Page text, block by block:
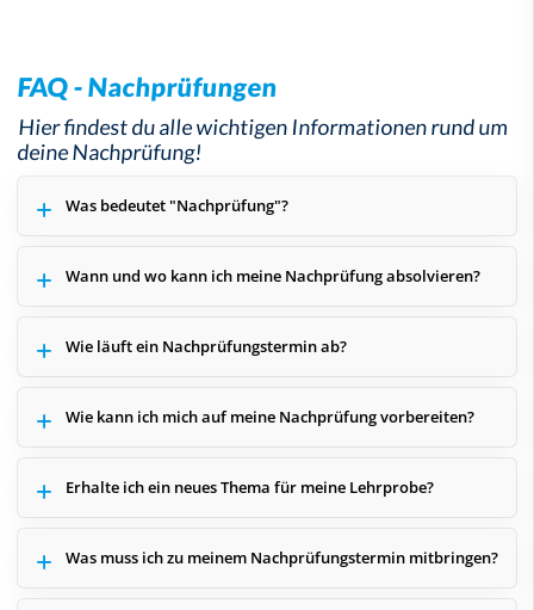
FAQ - Nachprüfungen
Hier findest du alle wichtigen Informationen rund um
deine Nachprüfung!
Was bedeutet "Nachprüfung"?
Wann und wo kann ich meine Nachprüfung absolvieren?
Wie läuft ein Nachprüfungstermin ab?
Wie kann ich mich auf meine Nachprüfung vorbereiten?
Erhalte ich ein neues Thema für meine Lehrprobe?
Was muss ich zu meinem Nachprüfungstermin mitbringen?